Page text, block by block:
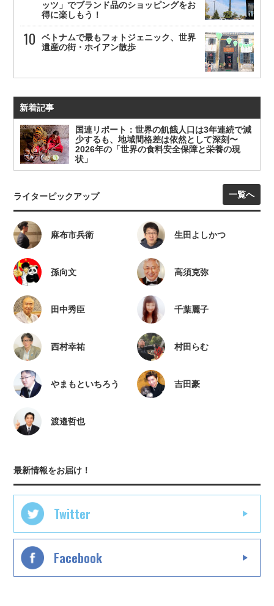
ッツ」でブランド品のショッピングをお
得に楽しもう！
ベトナムで最もフォトジェニック、世界
遺産の街・ホイアン散歩
新着記事
国連リポート：世界の飢餓人口は3年連続で減
少するも、地域間格差は依然として深刻〜
2026年の「世界の食料安全保障と栄養の現
状」
ライターピックアップ 一覧へ
麻布市兵衛 生田よしかつ
孫向文 高須克弥
田中秀臣 千葉麗子
西村幸祐 村田らむ
やまもといちろう 吉田豪
渡邉哲也
最新情報をお届け！
Twitter
Facebook